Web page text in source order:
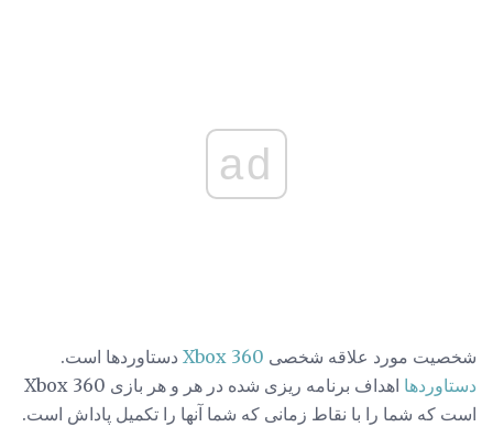
ad
شخصیت مورد علاقه شخصی Xbox 360 دستاوردها است.
دستاوردها
اهداف برنامه ریزی شده در هر و هر بازی Xbox 360
است که شما را با نقاط زمانی که شما آنها را تکمیل پاداش است.